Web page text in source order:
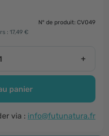
N° de produit: CV049
: 17,49 €
+
panier
via : info@futunatura.fr